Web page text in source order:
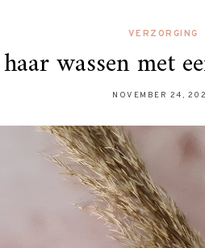
VERZORGING
wassen met
NOVEMBER 24,